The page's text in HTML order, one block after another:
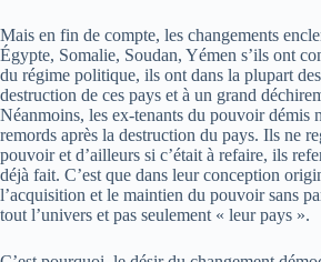
Mais en fin de compte, les changements
Égypte, Somalie, Soudan, Yémen s’ils ont
du régime politique, ils ont dans la plupart
destruction de ces pays et à un grand
Néanmoins, les ex-tenants du pouvoir démis
remords après la destruction du pays. Ils ne
pouvoir et d’ailleurs si c’était à refaire, ils
déjà fait. C’est que dans leur conception
l’acquisition et le maintien du pouvoir sans
tout l’univers et pas seulement « leur pays ».